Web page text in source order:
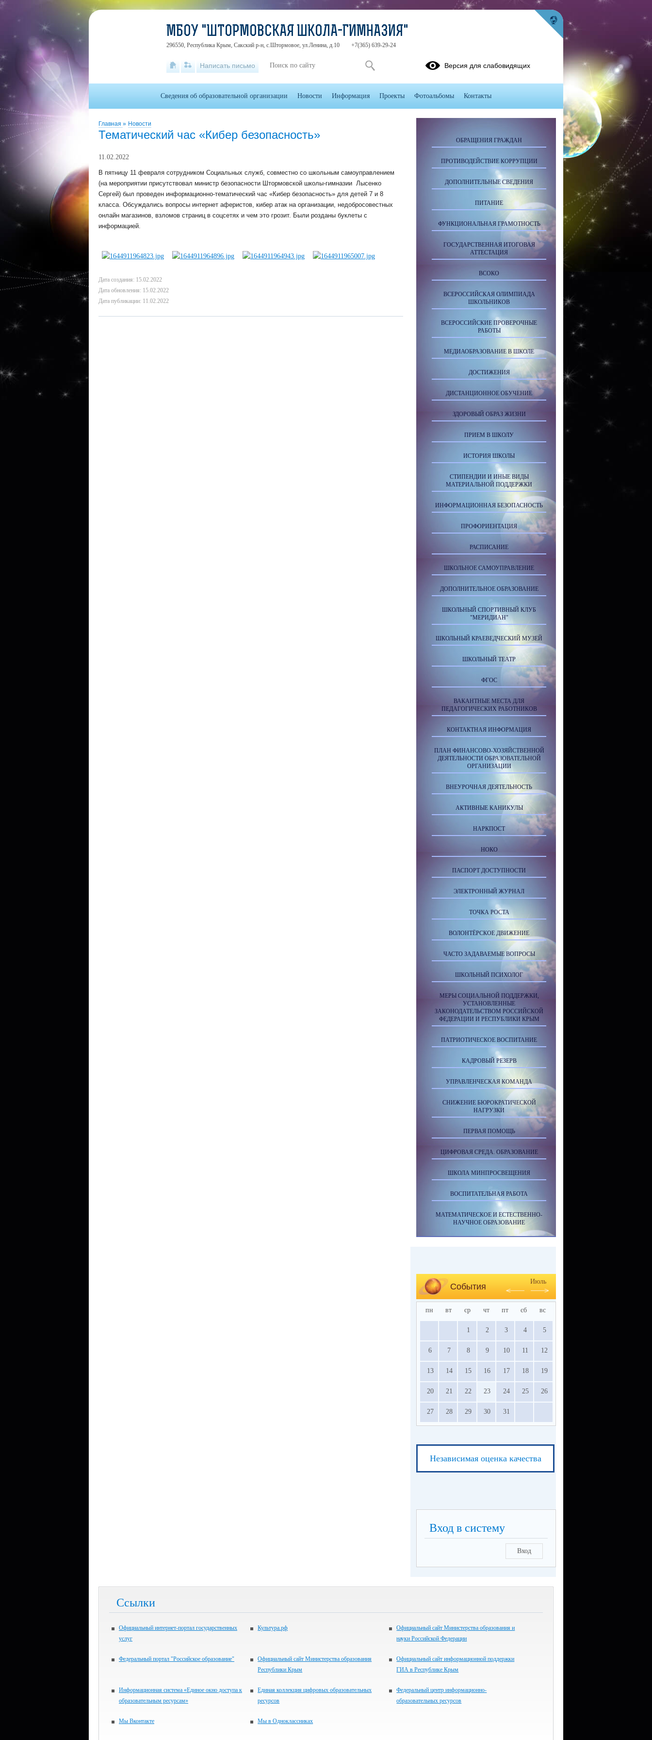
Главная » Новости
Тематический час «Кибер безопасность»
11.02.2022
В пятницу 11 февраля сотрудником Социальных служб, совместно со школьным самоуправлением
(на мероприятии присутствовал министр безопасности Штормовской школы-гимназии Лысенко
Сергей) был проведен информационно-тематический час «Кибер безопасность» для детей 7 и 8
класса. Обсуждались вопросы интернет аферистов, кибер атак на организации, недобросовестных
онлайн магазинов, взломов страниц в соцсетях и чем это грозит. Были розданы буклеты с
информацией.
Дата создания: 15.02.2022
Дата обновления: 15.02.2022
Дата публикации: 11.02.2022
ОБРАЩЕНИЯ ГРАЖДАН
ПРОТИВОДЕЙСТВИЕ КОРРУПЦИИ
ДОПОЛНИТЕЛЬНЫЕ СВЕДЕНИЯ
ПИТАНИЕ
ФУНКЦИОНАЛЬНАЯ ГРАМОТНОСТЬ
ГОСУДАРСТВЕННАЯ ИТОГОВАЯ
АТТЕСТАЦИЯ
ВСОКО
ВСЕРОССИЙСКАЯ ОЛИМПИАДА
ШКОЛЬНИКОВ
ВСЕРОССИЙСКИЕ ПРОВЕРОЧНЫЕ
РАБОТЫ
МЕДИАОБРАЗОВАНИЕ В ШКОЛЕ
ДОСТИЖЕНИЯ
ДИСТАНЦИОННОЕ ОБУЧЕНИЕ
ЗДОРОВЫЙ ОБРАЗ ЖИЗНИ
ПРИЕМ В ШКОЛУ
ИСТОРИЯ ШКОЛЫ
СТИПЕНДИИ И ИНЫЕ ВИДЫ
МАТЕРИАЛЬНОЙ ПОДДЕРЖКИ
ИНФОРМАЦИОННАЯ БЕЗОПАСНОСТЬ
ПРОФОРИЕНТАЦИЯ
РАСПИСАНИЕ
ШКОЛЬНОЕ САМОУПРАВЛЕНИЕ
ДОПОЛНИТЕЛЬНОЕ ОБРАЗОВАНИЕ
ШКОЛЬНЫЙ СПОРТИВНЫЙ КЛУБ
"МЕРИДИАН"
ШКОЛЬНЫЙ КРАЕВЕДЧЕСКИЙ МУЗЕЙ
ШКОЛЬНЫЙ ТЕАТР
ФГОС
ВАКАНТНЫЕ МЕСТА ДЛЯ
ПЕДАГОГИЧЕСКИХ РАБОТНИКОВ
КОНТАКТНАЯ ИНФОРМАЦИЯ
ПЛАН ФИНАНСОВО-ХОЗЯЙСТВЕННОЙ
ДЕЯТЕЛЬНОСТИ ОБРАЗОВАТЕЛЬНОЙ
ОРГАНИЗАЦИИ
ВНЕУРОЧНАЯ ДЕЯТЕЛЬНОСТЬ
АКТИВНЫЕ КАНИКУЛЫ
НАРКПОСТ
НОКО
ПАСПОРТ ДОСТУПНОСТИ
ЭЛЕКТРОННЫЙ ЖУРНАЛ
ТОЧКА РОСТА
ВОЛОНТЁРСКОЕ ДВИЖЕНИЕ
ЧАСТО ЗАДАВАЕМЫЕ ВОПРОСЫ
ШКОЛЬНЫЙ ПСИХОЛОГ
МЕРЫ СОЦИАЛЬНОЙ ПОДДЕРЖКИ,
УСТАНОВЛЕННЫЕ
ЗАКОНОДАТЕЛЬСТВОМ РОССИЙСКОЙ
ФЕДЕРАЦИИ И РЕСПУБЛИКИ КРЫМ
ПАТРИОТИЧЕСКОЕ ВОСПИТАНИЕ
КАДРОВЫЙ РЕЗЕРВ
УПРАВЛЕНЧЕСКАЯ КОМАНДА
СНИЖЕНИЕ БЮРОКРАТИЧЕСКОЙ
НАГРУЗКИ
ПЕРВАЯ ПОМОЩЬ
ЦИФРОВАЯ СРЕДА. ОБРАЗОВАНИЕ
ШКОЛА МИНПРОСВЕЩЕНИЯ
ВОСПИТАТЕЛЬНАЯ РАБОТА
МАТЕМАТИЧЕСКОЕ И ЕСТЕСТВЕННО-
НАУЧНОЕ ОБРАЗОВАНИЕ
События
Июль
пн вт ср чт пт сб вс
1 2 3 4 5
6 7 8 9 10 11 12
13 14 15 16 17 18 19
20 21 22 23 24 25 26
27 28 29 30 31
Независимая оценка качества
Вход в систему
Вход
Ссылки
Официальный интернет-портал государственных
услуг
Культура.рф
Официальный сайт Министерства образования и
науки Российской Федерации
Федеральный портал "Российское образование"
Официальный сайт Министерства образования
Республики Крым
Официальный сайт информационной поддержки
ГИА в Республике Крым
Информационная система «Единое окно доступа к
образовательным ресурсам»
Единая коллекция цифровых образовательных
ресурсов
Федеральный центр информационно-
образовательных ресурсов
Мы Вконтакте Мы в Одноклассниках
МБОУ "ШТОРМОВСКАЯ ШКОЛА-ГИМНАЗИЯ"
296550, Республика Крым, Сакский р-н, с.Штормовое, ул.Ленина, д.10 +7(365) 639-29-24
Написать письмо Версия для слабовидящих
Сведения об образовательной организации Новости Информация Проекты Фотоальбомы Контакты